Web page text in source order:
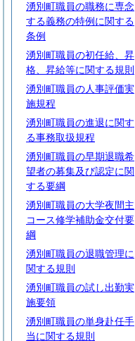
湧別町職員の職務に専念
する義務の特例に関する
条例
湧別町職員の初任給、昇
格、昇給等に関する規則
湧別町職員の人事評価実
施規程
湧別町職員の進退に関す
る事務取扱規程
湧別町職員の早期退職希
望者の募集及び認定に関
する要綱
湧別町職員の大学夜間主
コース修学補助金交付要
綱
湧別町職員の退職管理に
関する規則
湧別町職員の試し出勤実
施要領
湧別町職員の単身赴任手
当に関する規則